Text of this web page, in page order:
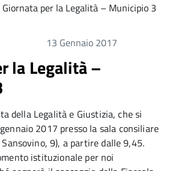
Giornata per la Legalità – Municipio 3
13 Gennaio 2017
la Legalità –
della Legalità e Giustizia, che si
2017 presso la sala consiliare
9), a partire dalle 9,45.
istituzionale per noi